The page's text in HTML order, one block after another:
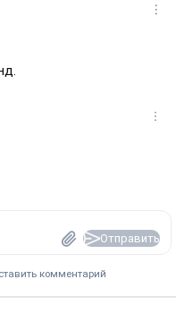
Отправить
комментарий